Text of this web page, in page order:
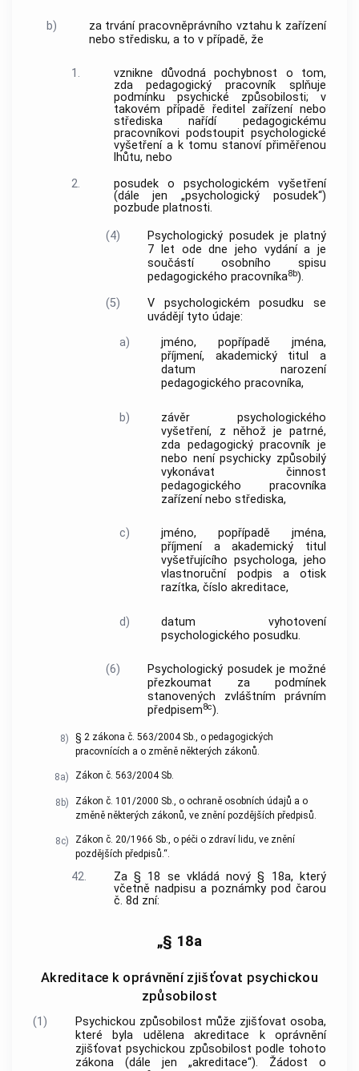
b)
za trvání pracovněprávního vztahu k zařízení
nebo středisku, a to v případě, že
1.
vznikne důvodná pochybnost o tom,
zda pedagogický pracovník splňuje
podmínku psychické způsobilosti; v
takovém případě ředitel zařízení nebo
střediska nařídí pedagogickému
pracovníkovi podstoupit psychologické
vyšetření a k tomu stanoví přiměřenou
lhůtu, nebo
2.
posudek o psychologickém vyšetření
(dále jen „psychologický posudek“)
pozbude platnosti.
(4)
Psychologický posudek je platný
7 let ode dne jeho vydání a je
součástí osobního spisu
pedagogického pracovníka8b).
(5)
V psychologickém posudku se
uvádějí tyto údaje:
a)
jméno, popřípadě jména,
příjmení, akademický titul a
datum narození
pedagogického pracovníka,
b)
závěr psychologického
vyšetření, z něhož je patrné,
zda pedagogický pracovník je
nebo není psychicky způsobilý
vykonávat činnost
pedagogického pracovníka
zařízení nebo střediska,
c)
jméno, popřípadě jména,
příjmení a akademický titul
vyšetřujícího psychologa, jeho
vlastnoruční podpis a otisk
razítka, číslo akreditace,
d)
datum vyhotovení
psychologického posudku.
(6)
Psychologický posudek je možné
přezkoumat za podmínek
stanovených zvláštním právním
předpisem8c).
8)
§ 2 zákona č. 563/2004 Sb., o pedagogických
pracovnících a o změně některých zákonů.
8a) Zákon č. 563/2004 Sb.
8b)
Zákon č. 101/2000 Sb., o ochraně osobních údajů a o
změně některých zákonů, ve znění pozdějších předpisů.
8c)
Zákon č. 20/1966 Sb., o péči o zdraví lidu, ve znění
pozdějších předpisů.“.
42.
Za § 18 se vkládá nový § 18a, který
včetně nadpisu a poznámky pod čarou
č. 8d zní:
„§ 18a
Akreditace k oprávnění zjišťovat psychickou
způsobilost
(1)
Psychickou způsobilost může zjišťovat osoba,
které byla udělena akreditace k oprávnění
zjišťovat psychickou způsobilost podle tohoto
zákona (dále jen „akreditace“). Žádost o